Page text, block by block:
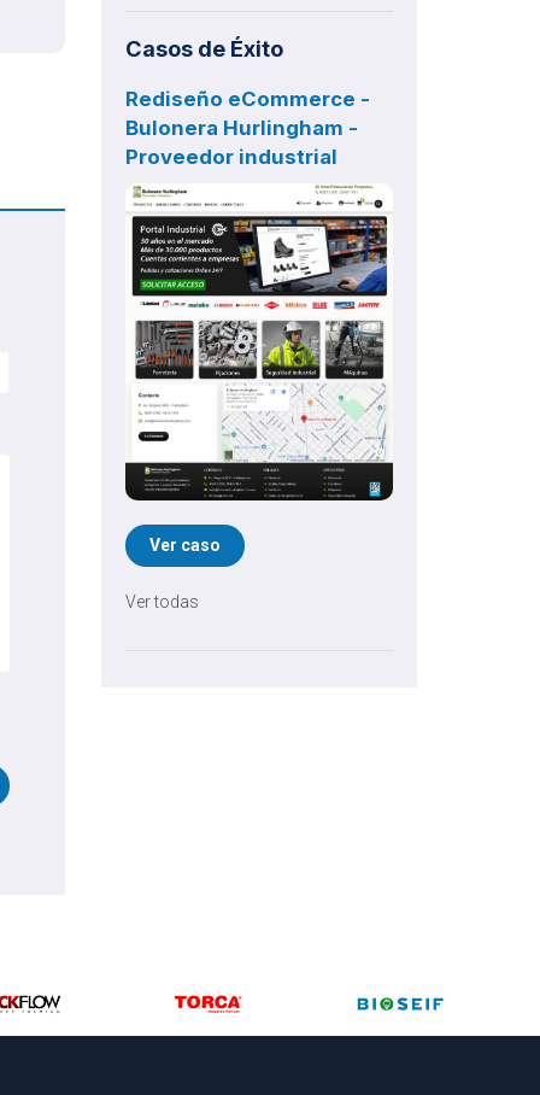
diseñada para potenciar a
mayoristas que buscan eficiencia,
Casos de Éxito
Rediseño eCommerce -
Bulonera Hurlingham -
Proveedor industrial
Ver caso
Ver todas